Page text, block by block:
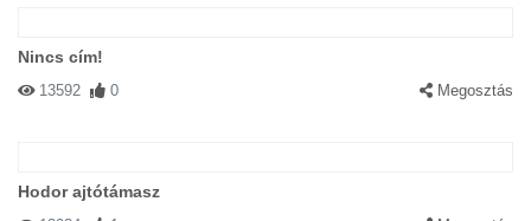
Nincs cím!
13592 0 Megosztás
Hodor ajtótámasz